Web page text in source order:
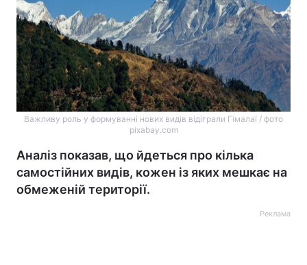
Важливу роль у формуванні нових видів відіграли Гімалаї / фото
pixabay.com
Аналіз показав, що йдеться про кілька
самостійних видів, кожен із яких мешкає на
обмеженій території.
Реклама